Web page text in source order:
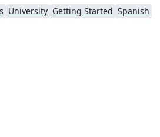
University Getting Started Spanish